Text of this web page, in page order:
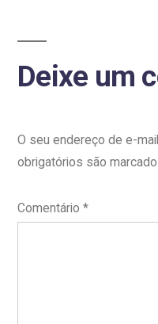
Deixe um
O seu endereço de e-
obrigatórios são
Comentário *